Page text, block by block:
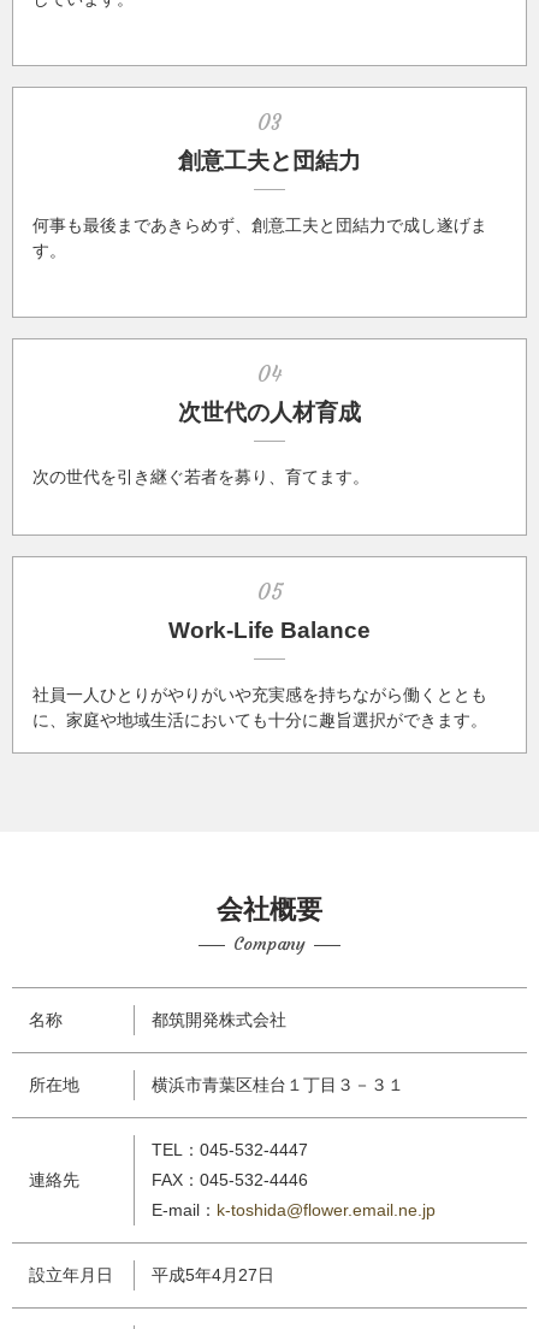
03
創意工夫と団結力
何事も最後まであきらめず、創意工夫と団結力で成し遂げま
す。
04
次世代の人材育成
次の世代を引き継ぐ若者を募り、育てます。
05
Work-Life Balance
社員一人ひとりがやりがいや充実感を持ちながら働くととも
に、家庭や地域生活においても十分に趣旨選択ができます。
会社概要
Company
名称 都筑開発株式会社
所在地 横浜市青葉区桂台１丁目３－３１
連絡先
TEL：045-532-4447
FAX：045-532-4446
E-mail： k-toshida@flower.email.ne.jp
設立年月日 平成5年4月27日